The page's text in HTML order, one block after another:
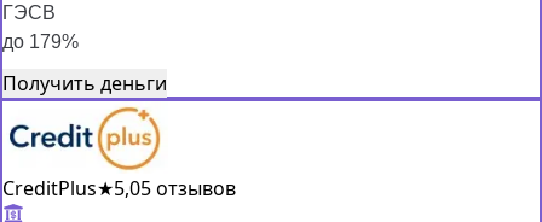
ГЭСВ
до 179%
Получить деньги
CreditPlus★5,05 отзывов